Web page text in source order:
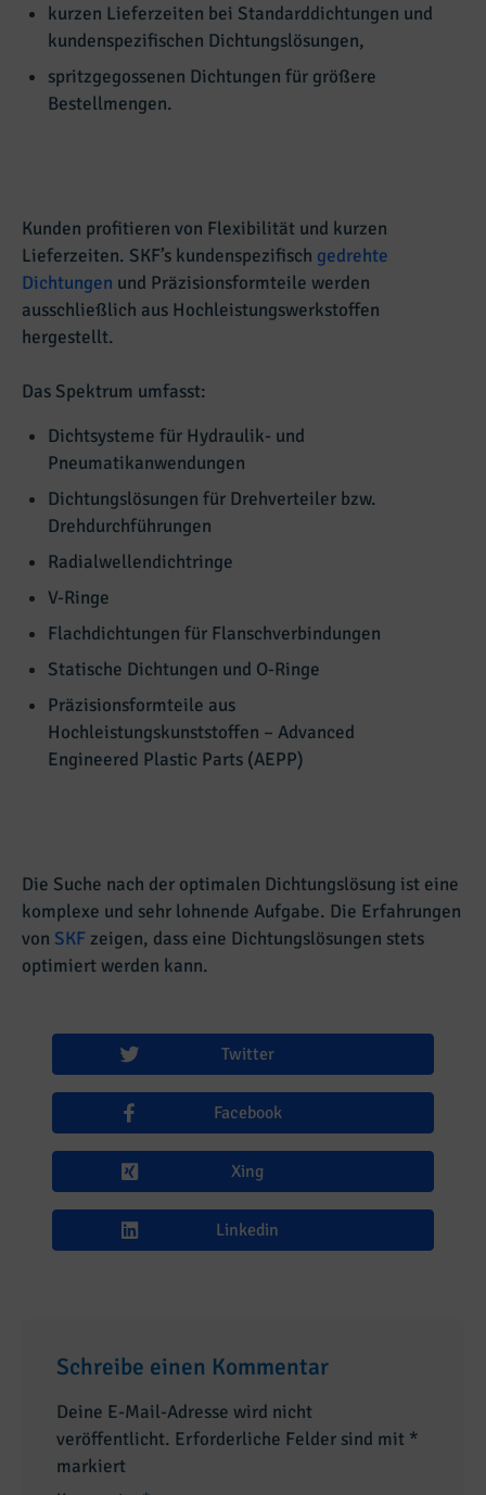
kurzen Lieferzeiten bei Standarddichtungen und
kundenspezifischen Dichtungslösungen,
spritzgegossenen Dichtungen für größere
Bestellmengen.
Kunden profitieren von Flexibilität und kurzen
Lieferzeiten. SKF’s kundenspezifisch gedrehte
Dichtungen und Präzisionsformteile werden
ausschließlich aus Hochleistungswerkstoffen
hergestellt.
Das Spektrum umfasst:
Dichtsysteme für Hydraulik- und
Pneumatikanwendungen
Dichtungslösungen für Drehverteiler bzw.
Drehdurchführungen
Radialwellendichtringe
V-Ringe
Flachdichtungen für Flanschverbindungen
Statische Dichtungen und O-Ringe
Präzisionsformteile aus
Hochleistungskunststoffen – Advanced
Engineered Plastic Parts (AEPP)
Die Suche nach der optimalen Dichtungslösung ist eine
komplexe und sehr lohnende Aufgabe. Die Erfahrungen
von SKF zeigen, dass eine Dichtungslösungen stets
optimiert werden kann.
Twitter
Facebook
Xing
Linkedin
Schreibe einen Kommentar
Deine E-Mail-Adresse wird nicht
veröffentlicht. Erforderliche Felder sind mit *
markiert